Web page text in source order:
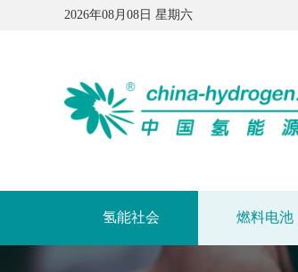
2026年08月08日 星期六
氢能社会 燃料电池